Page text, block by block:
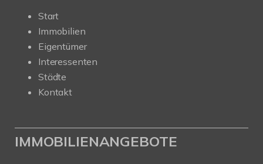
Start
Immobilien
Eigentümer
Interessenten
Städte
Kontakt
IMMOBILIENANGEBOTE